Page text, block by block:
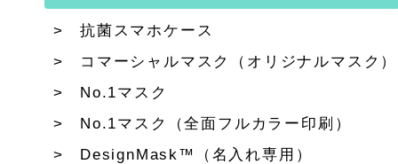
抗菌スマホケース
コマーシャルマスク（オリジナルマスク）
No.1マスク
No.1マスク（全面フルカラー印刷）
DesignMask™（名入れ専用）